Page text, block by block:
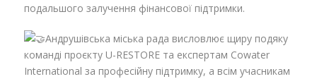
подальшого залучення фінансової підтримки.
Андрушівська міська рада висловлює щиру подяку
команді проєкту U-RESTORE та експертам Cowater
International за професійну підтримку, а всім учасникам